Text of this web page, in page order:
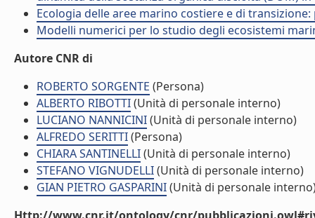
Ecologia delle aree marino costiere e di transizione:
Modelli numerici per lo studio degli ecosistemi
Autore CNR di
ROBERTO SORGENTE (Persona)
ALBERTO RIBOTTI(Unità di personale interno)
LUCIANO NANNICINI(Unità di personale interno)
ALFREDO SERITTI(Persona)
CHIARA SANTINELLI(Unità di personale interno)
STEFANO VIGNUDELLI(Unità di personale interno)
GIAN PIETRO GASPARINI(Unità di personale